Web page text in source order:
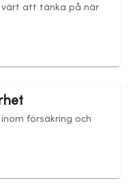
värt att tänka på när
försäkring och